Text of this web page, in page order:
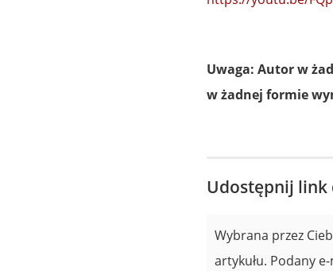
Uwaga: Autor w
w żadnej formie
Udostępnij link
Wybrana przez
artykułu. Podany